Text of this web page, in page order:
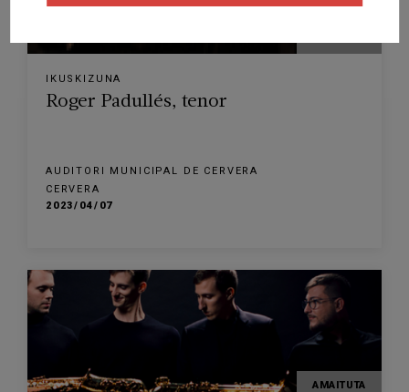
IKUSKIZUNA
Roger Padullés, tenor
AUDITORI MUNICIPAL DE CERVERA
CERVERA
2023/04/07
AMAITUTA